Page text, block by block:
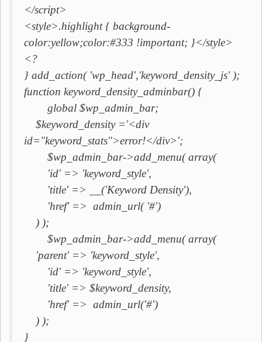
</script>
<style>.highlight { background-
color:yellow;color:#333 !important; }</style>
<?
} add_action( 'wp_head','keyword_density_js' );
function keyword_density_adminbar() {
global $wp_admin_bar;
$keyword_density ='<div
id="keyword_stats">error!</div>';
$wp_admin_bar->add_menu( array(
'id' => 'keyword_style',
'title' => __('Keyword Density'),
'href' => admin_url( '#')
) );
$wp_admin_bar->add_menu( array(
'parent' => 'keyword_style',
'id' => 'keyword_style',
'title' => $keyword_density,
'href' => admin_url('#')
) );
}